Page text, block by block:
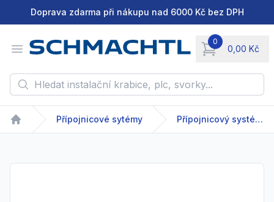
Doprava zdarma při nákupu nad 6000 Kč bez DPH
Open menu
0
0,00 Kč
items in cart,
Hledat instalační krabice, plc, svorky...
Home
Přípojnicové sytémy Přípojnicový systém - GDA/GDR - 63-2500 A